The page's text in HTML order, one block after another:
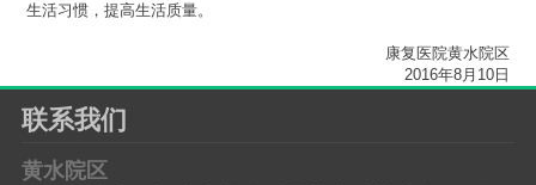
生活习惯，提高生活质量。
康复医院黄水院区
2016年8月10日
联系我们
黄水院区